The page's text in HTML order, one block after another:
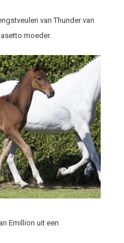
van Thunder van
moeder.
Emillion uit een